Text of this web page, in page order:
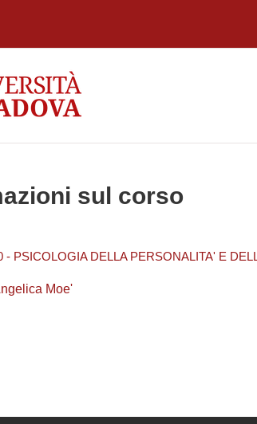
sul corso
- PSICOLOGIA DELLA PERSONALITA' E
Moe'